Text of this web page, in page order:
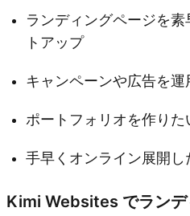
ランディングページを
トアップ
キャンペーンや広告を
ポートフォリオを作り
手早くオンライン展開し
Kimi Websites でランデ